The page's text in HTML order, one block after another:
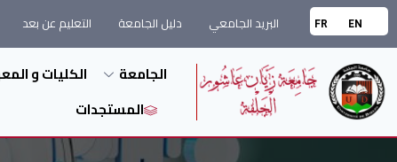
EN
FR البريد الجامعي دليل الجامعة التعليم عن بعد
الجامعة الكليات و
المستجدات